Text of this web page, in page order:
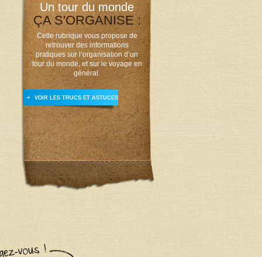
Un tour du monde
ÇA S'ORGANISE :
Cette rubrique vous propose de
retrouver des informations
pratiques sur l’organisation d’un
tour du monde, et sur le voyage en
général.
VOIR LES TRUCS ET ASTUCES